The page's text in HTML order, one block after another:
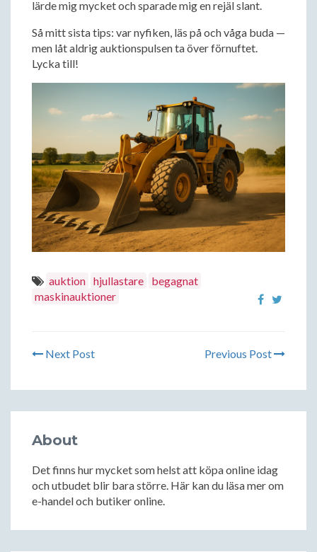
lärde mig mycket och sparade mig en rejäl slant.
Så mitt sista tips: var nyfiken, läs på och våga buda —
men låt aldrig auktionspulsen ta över förnuftet.
Lycka till!
auktion hjullastare
begagnat
maskinauktioner
Next Post Previous Post
About
Det finns hur mycket som helst att köpa online idag
och utbudet blir bara större. Här kan du läsa mer om
e-handel och butiker online.